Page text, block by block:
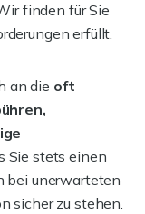
finden für Sie
erfüllt.
an die oft
Sie stets einen
bei unerwarteten
sicher zu stehen.